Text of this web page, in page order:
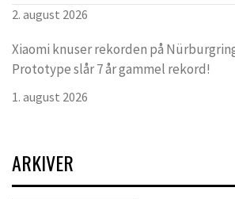
2. august 2026
Xiaomi knuser rekorden på
Prototype slår 7 år gammel rekord!
1. august 2026
ARKIVER